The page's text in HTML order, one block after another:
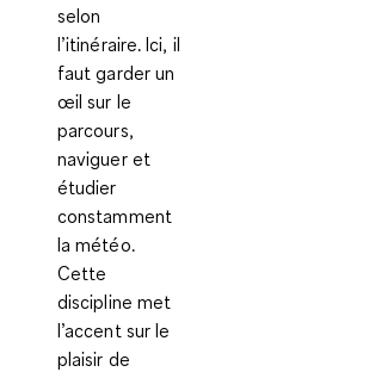
selon
l’itinéraire. Ici, il
faut garder un
œil sur le
parcours,
naviguer et
étudier
constamment
la météo.
Cette
discipline met
l’accent sur le
plaisir de